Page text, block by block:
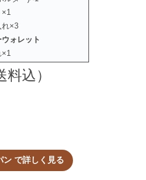
れ×3
ォレット
込）
ン で詳しく見る